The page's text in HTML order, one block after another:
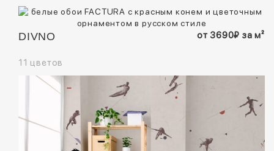
DIVNO
11 цветов
от 3690₽ за м²